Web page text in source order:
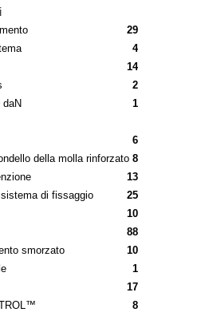
29
4
14
2
daN
1
6
della molla rinforzato 8
13
di fissaggio
25
10
88
smorzato
10
1
17
8